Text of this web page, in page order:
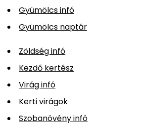
Gyümölcs infó
Gyümölcs naptár
Zöldség infó
Kezdő kertész
Virág infó
Kerti virágok
Szobanövény infó